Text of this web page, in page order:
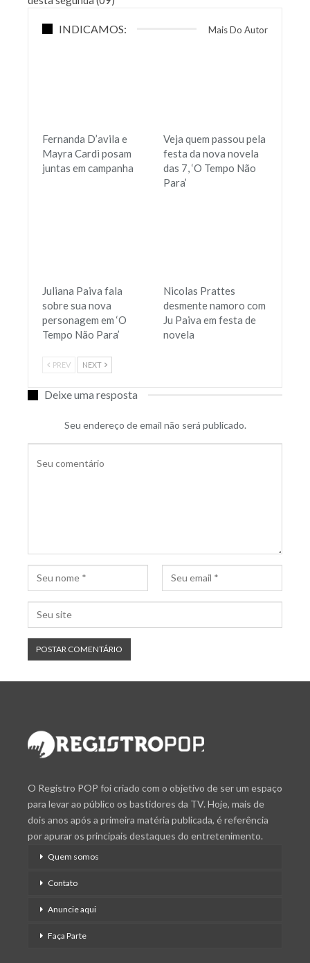
INDICAMOS: Mais Do Autor
Fernanda D’avila e
Mayra Cardi posam
juntas em campanha
Veja quem passou pela
festa da nova novela
das 7, ‘O Tempo Não
Para’
Juliana Paiva fala
sobre sua nova
personagem em ‘O
Tempo Não Para’
Nicolas Prattes
desmente namoro com
Ju Paiva em festa de
novela
PREV NEXT
Deixe uma resposta
Seu endereço de email não será publicado.
O Registro POP foi criado com o objetivo de ser um espaço
para levar ao público os bastidores da TV. Hoje, mais de
dois anos após a primeira matéria publicada, é referência
por apurar os principais destaques do entretenimento.
Quem somos
Contato
Anuncie aqui
Faça Parte